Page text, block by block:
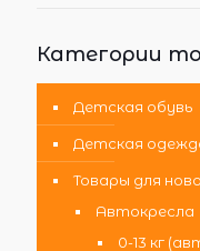
Категории
Детская обувь
Детская
Товары для
Автокресла
0-13 кг